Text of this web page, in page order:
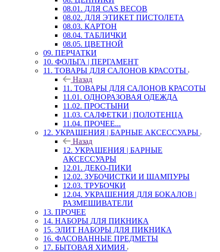
08.01. ДЛЯ CAS ВЕСОВ
08.02. ДЛЯ ЭТИКЕТ ПИСТОЛЕТА
08.03. КАРТОН
08.04. ТАБЛИЧКИ
08.05. ЦВЕТНОЙ
09. ПЕРЧАТКИ
10. ФОЛЬГА | ПЕРГАМЕНТ
11. ТОВАРЫ ДЛЯ САЛОНОВ КРАСОТЫ
Назад
11. ТОВАРЫ ДЛЯ САЛОНОВ КРАСОТЫ
11.01. ОДНОРАЗОВАЯ ОДЕЖДА
11.02. ПРОСТЫНИ
11.03. САЛФЕТКИ | ПОЛОТЕНЦА
11.04. ПРОЧЕЕ...
12. УКРАШЕНИЯ | БАРНЫЕ АКСЕССУАРЫ
Назад
12. УКРАШЕНИЯ | БАРНЫЕ
АКСЕССУАРЫ
12.01. ДЕКО-ПИКИ
12.02. ЗУБОЧИСТКИ И ШАМПУРЫ
12.03. ТРУБОЧКИ
12.04. УКРАШЕНИЯ ДЛЯ БОКАЛОВ |
РАЗМЕШИВАТЕЛИ
13. ПРОЧЕЕ
14. НАБОРЫ ДЛЯ ПИКНИКА
15. ЭЛИТ НАБОРЫ ДЛЯ ПИКНИКА
16. ФАСОВАННЫЕ ПРЕДМЕТЫ
17. БЫТОВАЯ ХИМИЯ